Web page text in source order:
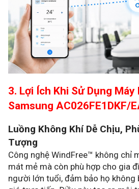
3. Lợi Ích Khi Sử Dụng Máy
Samsung AC026FE1DKF/
Luồng Không Khí Dễ Chịu,
Tượng
Công nghệ WindFree™ không chỉ
mát mẻ mà còn phù hợp cho gia
người lớn tuổi, đảm bảo họ không